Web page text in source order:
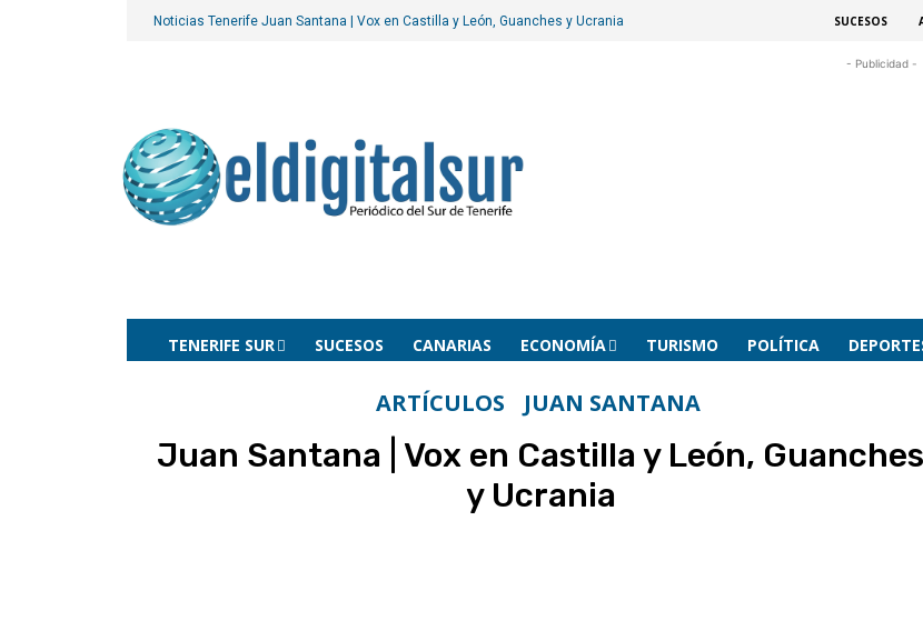
Noticias Tenerife Juan Santana | Vox en Castilla y León, Guanches y Ucrania SUCESOS
- Publicidad -
TENERIFE SUR SUCESOS CANARIAS ECONOMÍA TURISMO POLÍTICA
ARTÍCULOS JUAN SANTANA
Juan Santana | Vox en Castilla y León, Guanches
y Ucrania